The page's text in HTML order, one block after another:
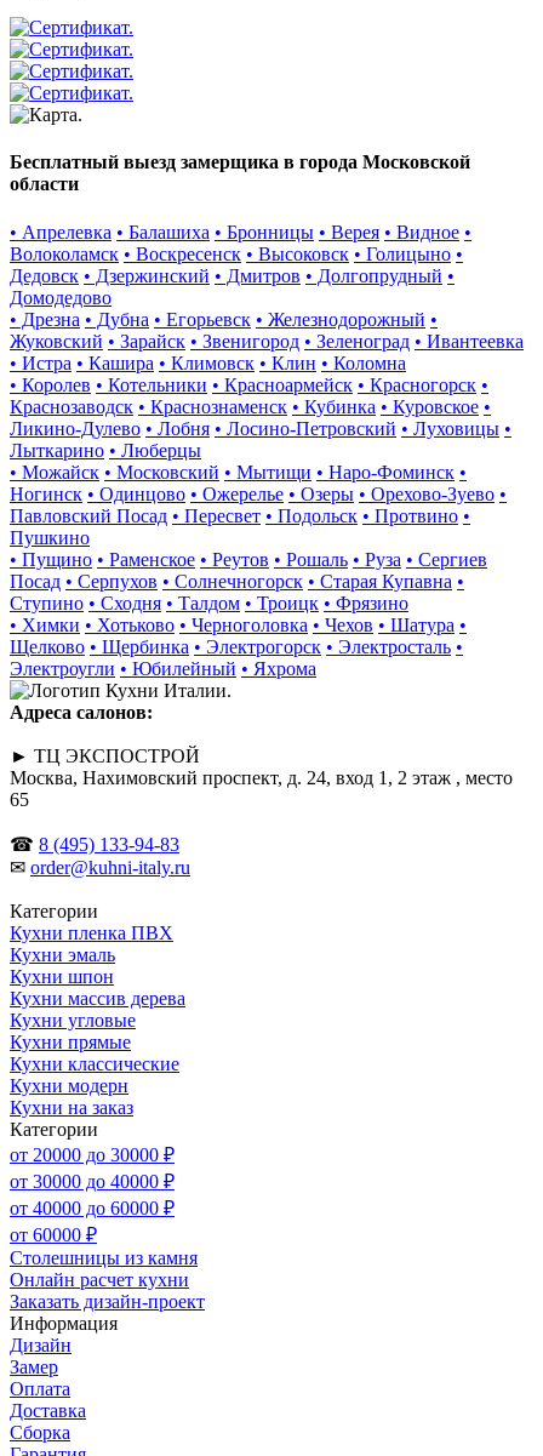
Бесплатный выезд замерщика в города Московской
области
• Апрелевка • Балашиха • Бронницы • Верея • Видное •
Волоколамск • Воскресенск • Высоковск • Голицыно •
Дедовск • Дзержинский • Дмитров • Долгопрудный •
Домодедово
• Дрезна • Дубна • Егорьевск • Железнодорожный •
Жуковский • Зарайск • Звенигород • Зеленоград • Ивантеевка
• Истра • Кашира • Климовск • Клин • Коломна
• Королев • Котельники • Красноармейск • Красногорск •
Краснозаводск • Краснознаменск • Кубинка • Куровское •
Ликино-Дулево • Лобня • Лосино-Петровский • Луховицы •
Лыткарино • Люберцы
• Можайск • Московский • Мытищи • Наро-Фоминск •
Ногинск • Одинцово • Ожерелье • Озеры • Орехово-Зуево •
Павловский Посад • Пересвет • Подольск • Протвино •
Пушкино
• Пущино • Раменское • Реутов • Рошаль • Руза • Сергиев
Посад • Серпухов • Солнечногорск • Старая Купавна •
Ступино • Сходня • Талдом • Троицк • Фрязино
• Химки • Хотьково • Черноголовка • Чехов • Шатура •
Щелково • Щербинка • Электрогорск • Электросталь •
Электроугли • Юбилейный • Яхрома
Адреса салонов:
► ТЦ ЭКСПОСТРОЙ
Москва, Нахимовский проспект, д. 24, вход 1, 2 этаж , место
65
☎ 8 (495) 133-94-83
✉ order@kuhni-italy.ru
Категории
Кухни пленка ПВХ
Кухни эмаль
Кухни шпон
Кухни массив дерева
Кухни угловые
Кухни прямые
Кухни классические
Кухни модерн
Кухни на заказ
Категории
от 20000 до 30000 ₽
от 30000 до 40000 ₽
от 40000 до 60000 ₽
от 60000 ₽
Столешницы из камня
Онлайн расчет кухни
Заказать дизайн-проект
Информация
Дизайн
Замер
Оплата
Доставка
Сборка